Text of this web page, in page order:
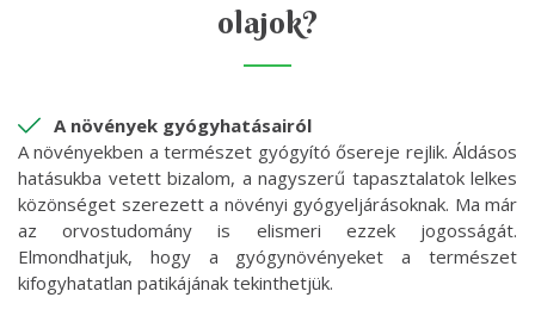
olajok?
A növények gyógyhatásairól
A növényekben a természet gyógyító ősereje rejlik. Áldásos
hatásukba vetett bizalom, a nagyszerű tapasztalatok lelkes
közönséget szerezett a növényi gyógyeljárásoknak. Ma már
az orvostudomány is elismeri ezzek jogosságát.
Elmondhatjuk, hogy a gyógynövényeket a természet
kifogyhatatlan patikájának tekinthetjük.